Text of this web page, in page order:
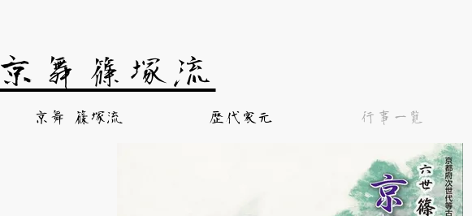
​京舞篠塚流
京舞 篠塚流 歴代家元 行事一覧